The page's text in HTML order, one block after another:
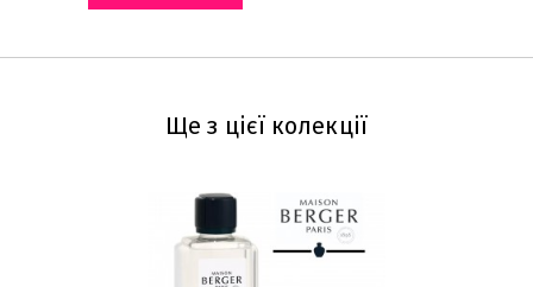
Ще з цієї колекції